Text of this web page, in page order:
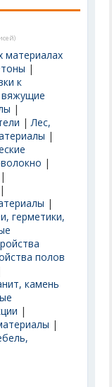
материалах
|
к
|
|Лес,
|
|
|
|
|
герметики,
полов
камень
|
|